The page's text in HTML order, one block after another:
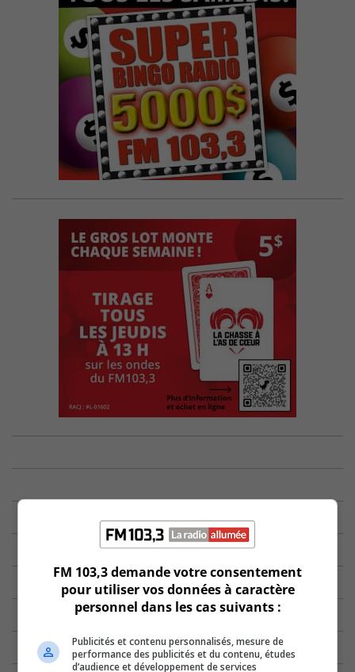
FM 103,3 demande votre consentement
pour utiliser vos données à caractère
personnel dans les cas suivants :
Publicités et contenu personnalisés, mesure de
performance des publicités et du contenu, études
d’audience et développement de services